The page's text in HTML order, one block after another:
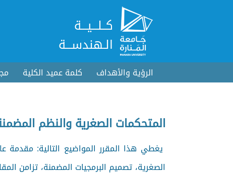
كــلـــيـــة
الـهندســـة
الرؤية والأهداف كلمة عميد الكلية
المتحكمات الصغرية والنظم
يغطي هذا المقرر المواضيع التالية: مقدمة
الصغرية، تصميم البرمجيات المضمنة، تزامن